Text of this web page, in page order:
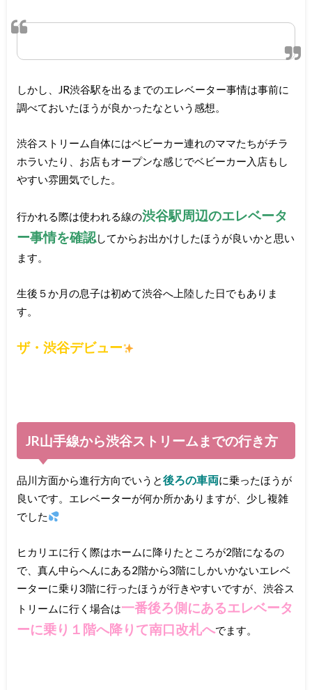
しかし、JR渋谷駅を出るまでのエレベーター事情は事前に
調べておいたほうが良かったなという感想。
渋谷ストリーム自体にはベビーカー連れのママたちがチラ
ホラいたり、お店もオープンな感じでベビーカー入店もし
やすい雰囲気でした。
行かれる際は使われる線の渋谷駅周辺のエレベータ
ー事情を確認してからお出かけしたほうが良いかと思い
ます。
生後５か月の息子は初めて渋谷へ上陸した日でもありま
す。
ザ・渋谷デビュー
JR山手線から渋谷ストリームまでの行き方
品川方面から進行方向でいうと後ろの車両に乗ったほうが
良いです。エレベーターが何か所かありますが、少し複雑
でした
ヒカリエに行く際はホームに降りたところが2階になるの
で、真ん中らへんにある2階から3階にしかいかないエレベ
ーターに乗り3階に行ったほうが行きやすいですが、渋谷ス
トリームに行く場合は一番後ろ側にあるエレベータ
ーに乗り１階へ降りて南口改札へでます。